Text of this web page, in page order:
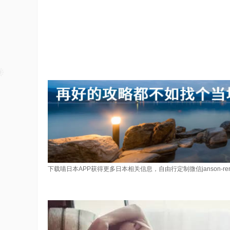
下载喵日本APP获得更多日本相关信息，自由行定制微信janson-